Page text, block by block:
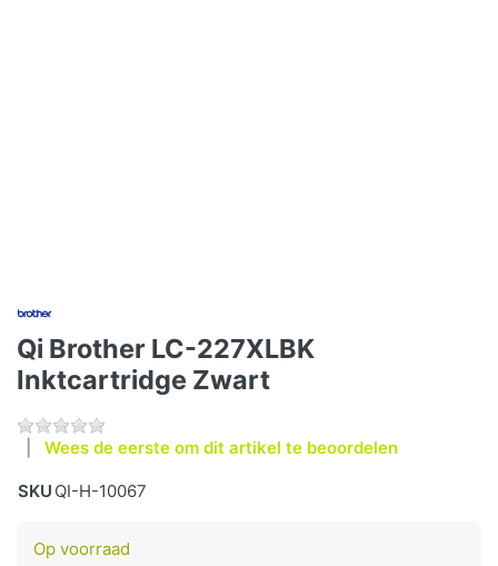
Qi Brother LC-227XLBK
Inktcartridge Zwart
Wees de eerste om dit artikel te beoordelen
SKU QI-H-10067
Op voorraad